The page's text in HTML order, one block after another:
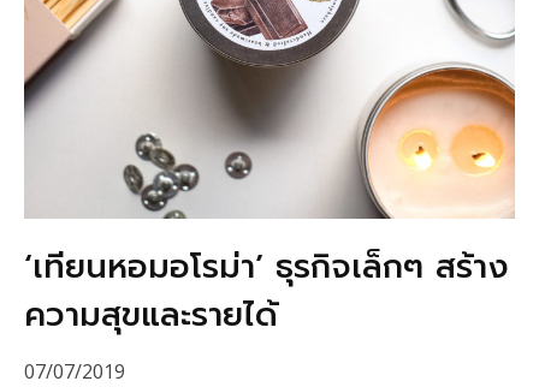
‘เทียนหอมอโรม่า’ ธุรกิจเล็กๆ สร้าง
ความสุขและรายได้
07/07/2019